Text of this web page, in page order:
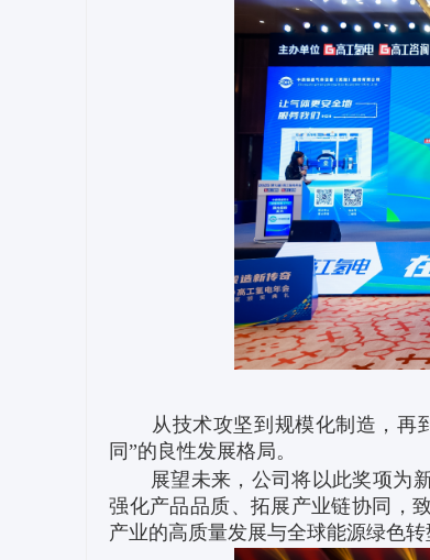
从技术攻坚到规模化制造，再到
同”的良性发展格局。
展望未来，公司将以此奖项为新
强化产品品质、拓展产业链协同，
产业的高质量发展与全球能源绿色转